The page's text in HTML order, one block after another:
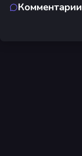
Комментарии